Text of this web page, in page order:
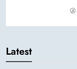
Latest